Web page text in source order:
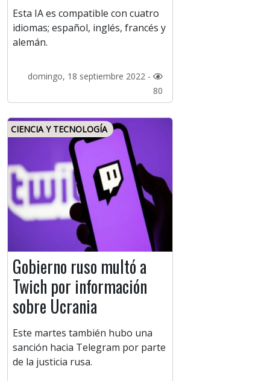
Esta IA es compatible con cuatro
idiomas; español, inglés, francés y
alemán.
domingo, 18 septiembre 2022 -
80
CIENCIA Y TECNOLOGÍA
Gobierno ruso multó a
Twich por información
sobre Ucrania
Este martes también hubo una
sanción hacia Telegram por parte
de la justicia rusa.